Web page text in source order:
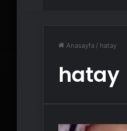
Anasayfa / hatay
hatay